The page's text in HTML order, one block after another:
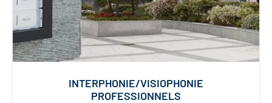
INTERPHONIE/VISIOPHONIE
PROFESSIONNELS